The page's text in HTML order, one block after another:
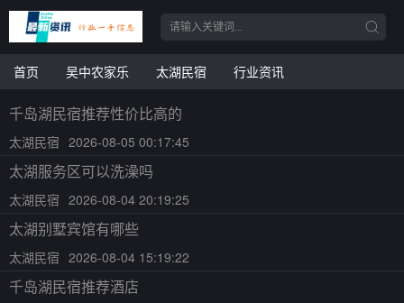
首页 吴中农家乐 太湖民宿 行业资讯
千岛湖民宿推荐性价比高的
太湖民宿 2026-08-05 00:17:45
太湖服务区可以洗澡吗
太湖民宿 2026-08-04 20:19:25
太湖别墅宾馆有哪些
太湖民宿 2026-08-04 15:19:22
千岛湖民宿推荐酒店